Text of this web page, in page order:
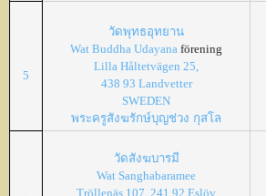
5
วัดพุทธอุทยาน
Wat Buddha Udayana förening
Lilla Håltetvägen 25,
438 93 Landvetter
SWEDEN
พระครูสังฆรักษ์บุญช่วง กุสโล
วัดสังฆบารมี
Wat Sanghabaramee
Tröllenäs 107, 241 92 Eslöv